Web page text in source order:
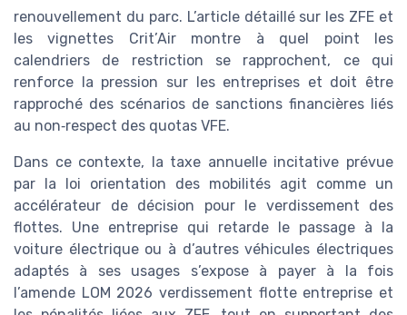
renouvellement du parc. L’article détaillé sur les ZFE et
les vignettes Crit’Air montre à quel point les
calendriers de restriction se rapprochent, ce qui
renforce la pression sur les entreprises et doit être
rapproché des scénarios de sanctions financières liés
au non‑respect des quotas VFE.
Dans ce contexte, la taxe annuelle incitative prévue
par la loi orientation des mobilités agit comme un
accélérateur de décision pour le verdissement des
flottes. Une entreprise qui retarde le passage à la
voiture électrique ou à d’autres véhicules électriques
adaptés à ses usages s’expose à payer à la fois
l’amende LOM 2026 verdissement flotte entreprise et